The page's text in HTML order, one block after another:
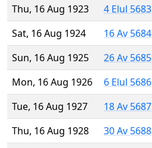
Thu, 16 Aug 1923
4 Elul 5683
Sat, 16 Aug 1924
16 Av 5684
Sun, 16 Aug 1925
26 Av 5685
Mon, 16 Aug 1926
6 Elul 5686
Tue, 16 Aug 1927
18 Av 5687
Thu, 16 Aug 1928
30 Av 5688